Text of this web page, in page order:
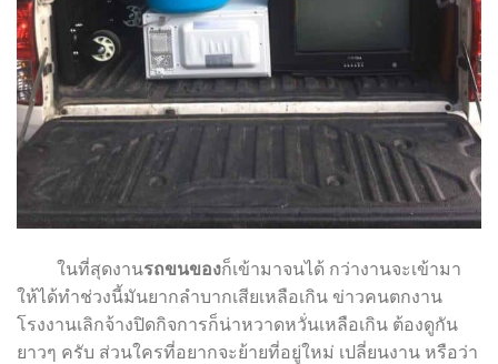
ในที่สุดงานรถขนของก็เข้ามาจนได้ กว่างานจะเข้ามา
ให้ได้ทำช่วงนี้มันยากลำบากเสียเหลือเกิน ข่าวคนตกงาน
โรงงานเลิกจ้างปิดกิจการก็น่าหวาดหวั่นเหลือเกิน ต้องดูกัน
ยาวๆ ครับ ส่วนใครที่อยากจะย้ายที่อยู่ใหม่ เปลี่ยนงาน หรือว่า